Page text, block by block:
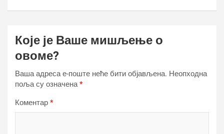
Које је Ваше мишљење о
овоме?
Ваша адреса е-поште неће бити објављена. Неопходна
поља су означена*
Коментар *